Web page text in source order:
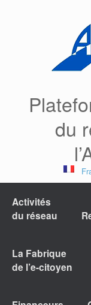
du
Activités
du réseau
La Fabrique
de l’e-citoyen